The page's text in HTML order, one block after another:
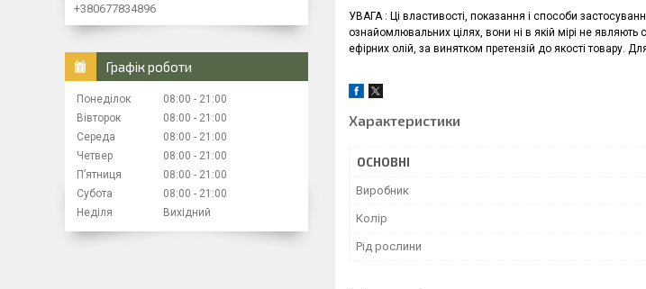
УВАГА : Ці властивості, показання і способи
ознайомлювальних цілях, вони ні в якій мірі не
ефірних олій, за винятком претензій до якості товару.
Характеристики
ОСНОВНІ
Виробник
Колір
Рід рослини
+380677834896
Графік роботи
Понеділок 08:00
21:00
Вівторок
08:00
21:00
Середа
08:00
21:00
Четвер
08:00
21:00
Пʼятниця
08:00
21:00
Субота
08:00
21:00
Неділя
Вихідний